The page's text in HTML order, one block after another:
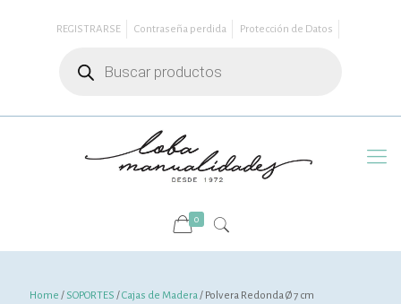
REGISTRARSE Contraseña perdida
Protección de Datos
productos
0
Home / SOPORTES /Cajas de Madera/ Polvera Redonda Ø 7 cm